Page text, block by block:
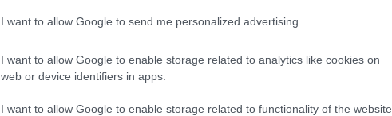
I want to allow Google to send me personalized advertising.
I want to allow Google to enable storage related to analytics like cookies on
web or device identifiers in apps.
I want to allow Google to enable storage related to functionality of the website